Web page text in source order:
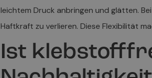
leichtem Druck anbringen und glätten.
Haftkraft zu verlieren. Diese Flexibilität
Ist